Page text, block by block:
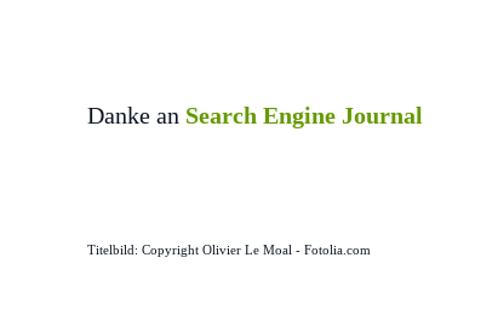
Danke an Search Engine Journal
Titelbild: Copyright Olivier Le Moal - Fotolia.com